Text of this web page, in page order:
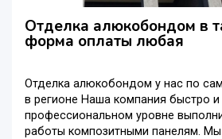
Отделка алюкобондом в
форма оплаты любая
Отделка алюкобондом у нас по
в регионе Наша компания быстро
профессиональном уровне
работы композитными панелям. Мы